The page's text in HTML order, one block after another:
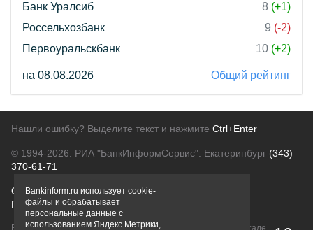
Банк Уралсиб
8 (+1)
Россельхозбанк
9 (-2)
Первоуральскбанк
10 (+2)
на 08.08.2026 Общий рейтинг
Нашли ошибку? Выделите текст и нажмите Ctrl+Enter
© 1994-2026. РИА "БанкИнформСервис". Екатеринбург (343)
370-61-71
О проектеПолитика конфиденциальности
Правовая информацияДля рекламодателей
Вся информация о продуктах банков, размещенная на портале
Bankinform.ru использует cookie-
файлы и обрабатывает
персональные данные с
использованием Яндекс Метрики,